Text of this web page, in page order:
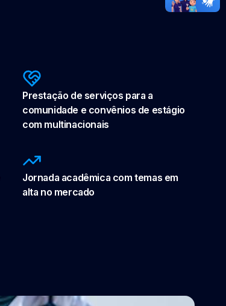
Prestação de serviços para a
comunidade e convênios de estágio
com multinacionais
Jornada acadêmica com temas em
alta no mercado